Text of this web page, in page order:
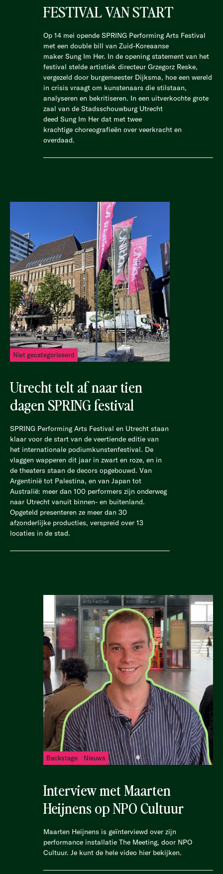
FESTIVAL VAN START
Op 14 mei opende SPRING Performing Arts Festival
met een double bill van Zuid-Koreaanse
maker Sung Im Her. In de opening statement van het
festival stelde artistiek directeur Grzegorz Reske,
vergezeld door burgemeester Dijksma, hoe een wereld
in crisis vraagt om kunstenaars die stilstaan,
analyseren en bekritiseren. In een uitverkochte grote
zaal van de Stadsschouwburg Utrecht
deed Sung Im Her dat met twee
krachtige choreografieën over veerkracht en
overdaad.
Niet gecategoriseerd
Utrecht telt af naar tien
dagen SPRING festival
SPRING Performing Arts Festival en Utrecht staan
klaar voor de start van de veertiende editie van
het internationale podiumkunstenfestival. De
vlaggen wapperen dit jaar in zwart en roze, en in
de theaters staan de decors opgebouwd. Van
Argentinië tot Palestina, en van Japan tot
Australië: meer dan 100 performers zijn onderweg
naar Utrecht vanuit binnen- en buitenland.
Opgeteld presenteren ze meer dan 30
afzonderlijke producties, verspreid over 13
locaties in de stad.
Backstage Nieuws
Interview met Maarten
Heijnens op NPO Cultuur
Maarten Heijnens is geïnterviewd over zijn
performance installatie The Meeting, door NPO
Cultuur. Je kunt de hele video hier bekijken.